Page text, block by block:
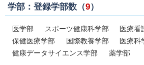
学部：登録学部数（9）
医学部 スポーツ健康科学部 医療看
保健医療学部
国際教養学部
医療科
健康データサイエンス学部
薬学部